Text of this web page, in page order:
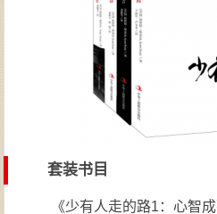
套装书目
《少有人走的路1：心智